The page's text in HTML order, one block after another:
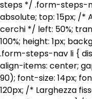
steps */ .form-steps-
absolute; top: 15px; /*
cerchi */ left: 50%;
100%; height: 1px;
.form-steps-nav li {
align-items: center;
90); font-size: 14px;
120px; /* Larghezza